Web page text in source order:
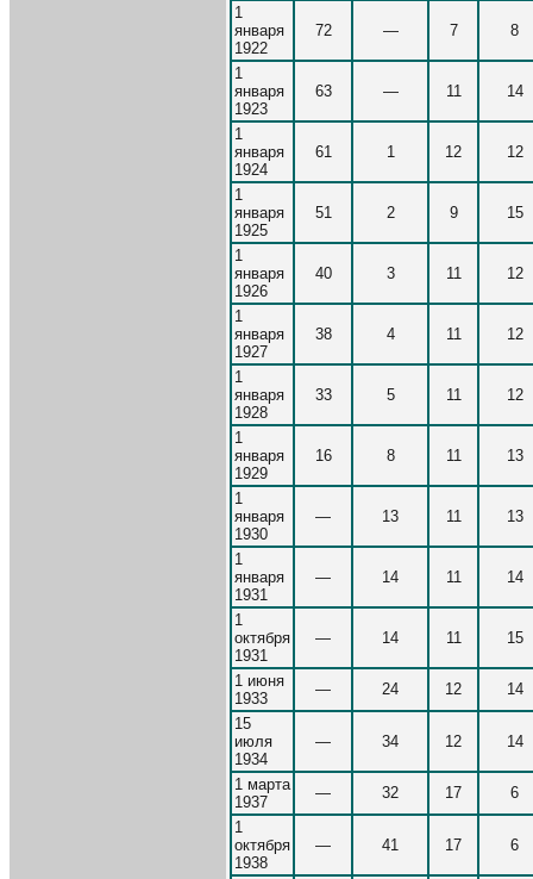
1
января
1922
72 — 7 8
1
января
1923
63 — 11 14
1
января
1924
61 1 12 12
1
января
1925
51 2 9 15
1
января
1926
40 3 11 12
1
января
1927
38 4 11 12
1
января
1928
33 5 11 12
1
января
1929
16 8 11 13
1
января
1930
— 13 11 13
1
января
1931
— 14 11 14
1
октября
1931
— 14 11 15
1 июня
1933
— 24 12
14
15
июля
1934
— 34 12 14
1 марта
1937
— 32 17
6
1
октября
1938
— 41 17 6